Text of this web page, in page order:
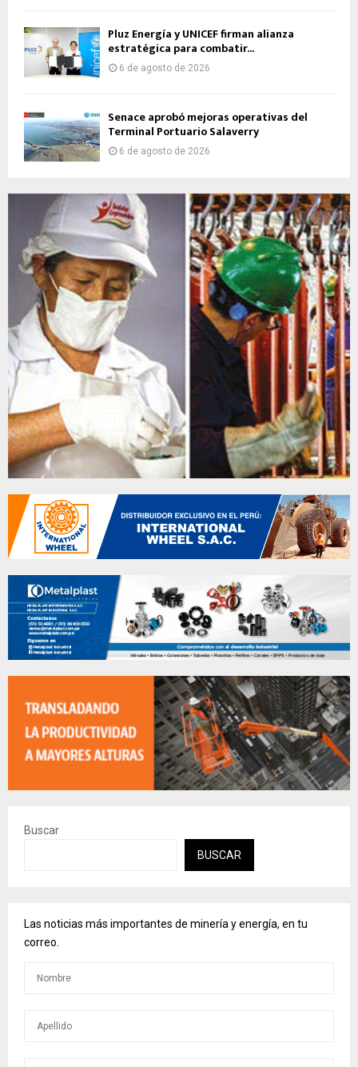
Pluz Energía y UNICEF firman alianza
estratégica para combatir...
6 de agosto de 2026
Senace aprobó mejoras operativas del
Terminal Portuario Salaverry
6 de agosto de 2026
Buscar
BUSCAR
Las noticias más importantes de minería y energía, en tu
correo.